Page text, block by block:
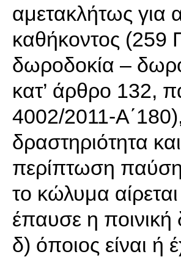
αμετακλήτως
καθήκοντος
δωροδοκία –
κατ’ άρθρο 132,
4002/2011-
δραστηριότητα
περίπτωση
το κώλυμα
έπαυσε η ποινική
δ) όποιος είναι ή